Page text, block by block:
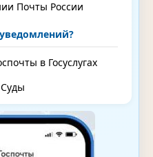
Почты России
в Госуслугах